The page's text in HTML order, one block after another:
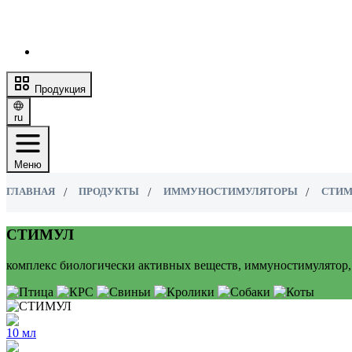
Продукция
ru
Меню
ГЛАВНАЯ ПРОДУКТЫ ИММУНОСТИМУЛЯТОРЫ
СТИМУЛ
комплекс биологически активных веществ,
10 мл